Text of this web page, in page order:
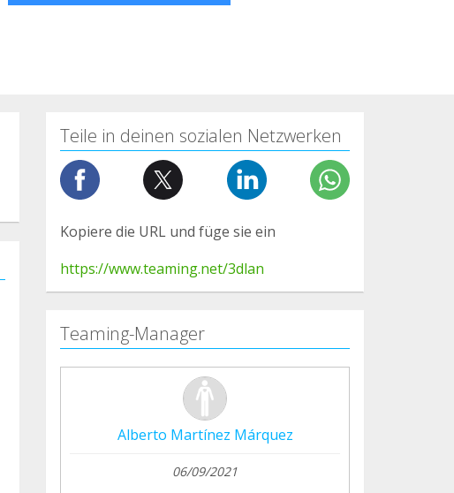
Teile in deinen sozialen Netzwerken
Kopiere die URL und füge sie ein
https://www.teaming.net/3dlan
Teaming-Manager
Alberto Martínez Márquez
06/09/2021